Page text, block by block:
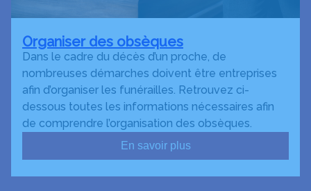
Organiser des obsèques
Dans le cadre du décès d’un proche, de
nombreuses démarches doivent être entreprises
afin d’organiser les funérailles. Retrouvez ci-
dessous toutes les informations nécessaires afin
de comprendre l’organisation des obsèques.
En savoir plus